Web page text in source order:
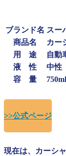
ブランド名 スー
商品名
カー
用 途
自動
液 性
中性
容 量
750ml
>>公式ページ
現在は、カーシ